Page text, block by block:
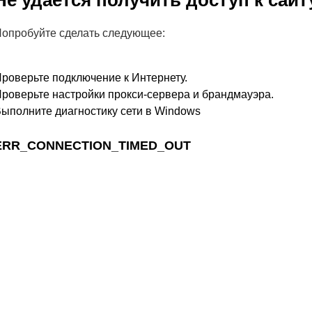
сделать следующее:
подключение к Интернету.
настройки прокси-сервера и брандмауэра.
диагностику сети в Windows